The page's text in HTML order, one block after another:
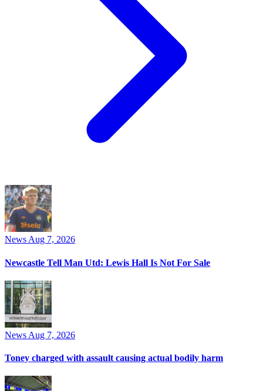
News Aug 7, 2026
Newcastle Tell Man Utd: Lewis Hall Is Not For Sale
News Aug 7, 2026
Toney charged with assault causing actual bodily harm